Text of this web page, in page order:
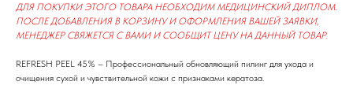
ДЛЯ ПОКУПКИ ЭТОГО ТОВАРА НЕОБХОДИМ МЕДИЦИНСКИЙ ДИПЛОМ.
ПОСЛЕ ДОБАВЛЕНИЯ В КОРЗИНУ И ОФОРМЛЕНИЯ ВАШЕЙ ЗАЯВКИ,
МЕНЕДЖЕР СВЯЖЕТСЯ С ВАМИ И СООБЩИТ ЦЕНУ НА ДАННЫЙ ТОВАР.
REFRESH PEEL 45% – Профессиональный обновляющий пилинг для ухода и
очищения сухой и чувствительной кожи с признаками кератоза.